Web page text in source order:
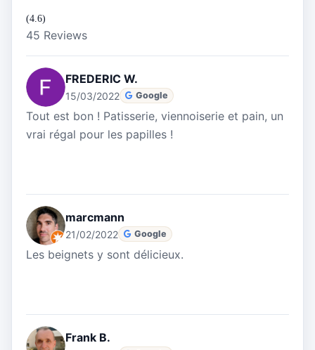
(4.6)
45 Reviews
FREDERIC W.
15/03/2022 Google
Tout est bon ! Patisserie, viennoiserie et pain, un
vrai régal pour les papilles !
marcmann
21/02/2022 Google
Les beignets y sont délicieux.
Frank B.